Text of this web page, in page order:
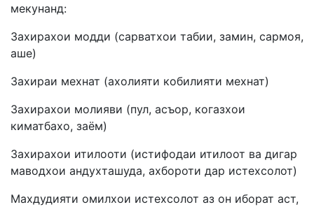
мекунанд:
Захирахои модди (сарватхои табии, замин, сармоя,
аше)
Захираи мехнат (ахолияти кобилияти мехнат)
Захирахои молияви (пул, асъор, когазхои
киматбахо, заём)
Захирахои итилооти (истифодаи итилоот ва дигар
маводхои андухташуда, ахбороти дар истехсолот)
Махдудияти омилхои истехсолот аз он иборат аст,